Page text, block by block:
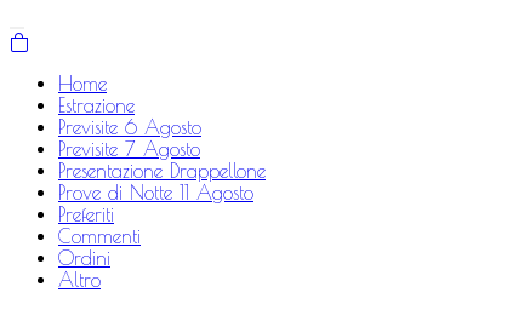
Home
Estrazione
Previsite 6 Agosto
Previsite 7 Agosto
Presentazione Drappellone
Prove di Notte 11 Agosto
Preferiti
Commenti
Ordini
Altro